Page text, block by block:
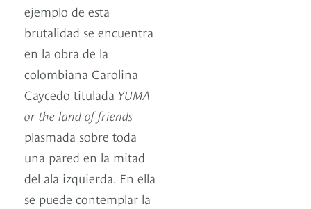
ejemplo de esta
brutalidad se encuentra
en la obra de la
colombiana Carolina
Caycedo titulada YUMA
or the land of friends
plasmada sobre toda
una pared en la mitad
del ala izquierda. En ella
se puede contemplar la